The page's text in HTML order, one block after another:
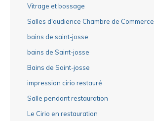
Vitrage et bossage
Salles d'audience Chambre de Commerce
bains de saint-josse
bains de Saint-josse
Bains de Saint-josse
impression cirio restauré
Salle pendant restauration
Le Cirio en restauration